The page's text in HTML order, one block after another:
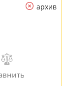
архив